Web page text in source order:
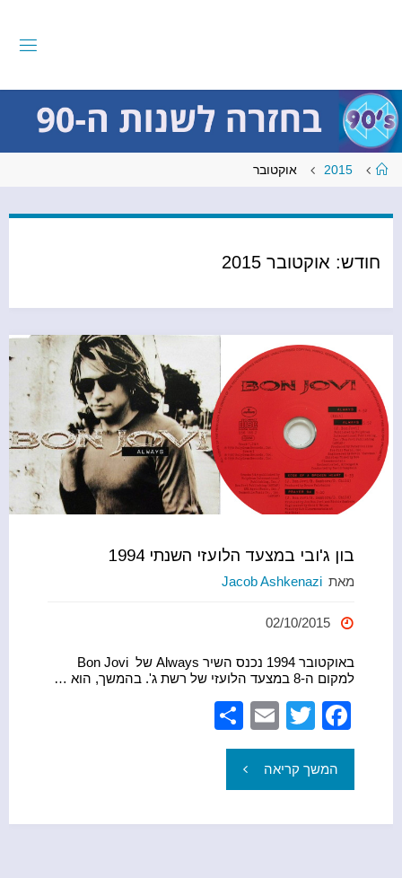
ה ל
שנו
ת
0
עמוד2015 אוקטובר
חודש: אוקטובר 2015
בון ג'ובי במצעד הלועזי השנתי 1994
מאת Jacob Ashkenazi
02/10/2015
באוקטובר 1994 נכנס השיר Always של Bon Jovi
למקום ה-8 במצעד הלועזי של רשת ג'. בהמשך, הוא …
F
a
c
b
T
wi
tt
E
m
ail
המשך קריאה "בון